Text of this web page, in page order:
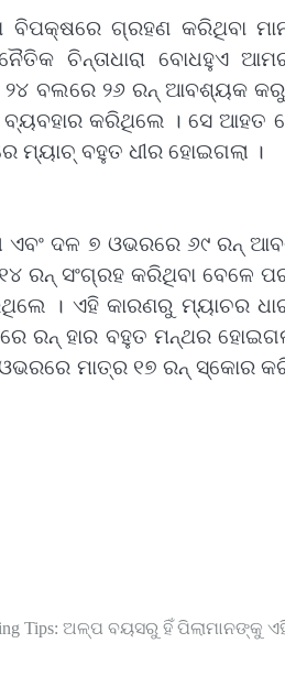
ଗ୍ରହଣ କରିଥିବା
ଚିନ୍ତାଧାରା ବୋଧହୁଏ
ବଲରେ ୨୬ ରନ୍ ଆବଶ୍ୟକ
କରିଥିଲେ । ସେ ଆହତ
ମ୍ୟାଚ୍ ବହୁତ ଧୀର ହୋଇଗଲା ।
ଦଳ ୭ ଓଭରରେ ୬୯ ରନ୍
ରନ୍ ସଂଗ୍ରହ କରିଥିବା ବେଳେ
। ଏହି କାରଣରୁ ମ୍ୟାଚର ଧାରା
ରନ୍ ହାର ବହୁତ ମନ୍ଥର
ମାତ୍ର ୧୭ ରନ୍ ସ୍କୋର
Tips: ଅଳ୍ପ ବୟସରୁ ହିଁ ପିଲାମାନଙ୍କୁ